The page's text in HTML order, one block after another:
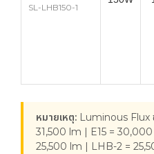
SL-LHB150-1
หมายเหตุ: Luminous Flux
31,500 lm | E15 =
25,500 lm | LHB-2 =